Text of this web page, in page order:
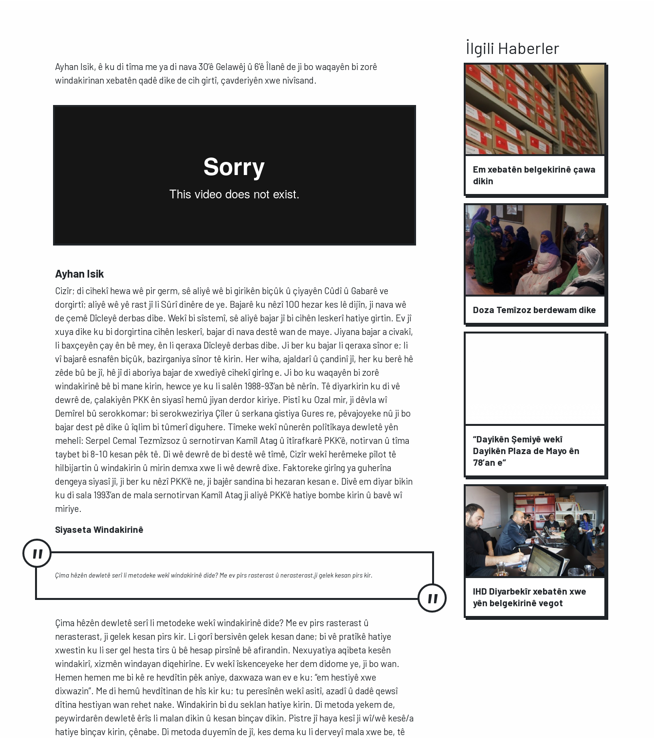
Ayhan Isik, ê ku di tîma me ya di nava 30’ê Gelawêj û 6’ê Îlanê de ji bo waqayên bi zorê
windakirinan xebatên qadê dike de cih girtî, çavderiyên xwe nivîsand.
Ayhan Isik
Cizîr; di cihekî hewa wê pir germ, sê aliyê wê bi girikên biçûk û çiyayên Cûdî û Gabarê ve
dorgirtî; aliyê wê yê rast jî li Sûrî dinêre de ye. Bajarê ku nêzî 100 hezar kes lê dijîn, ji nava wê
de çemê Dîcleyê derbas dibe. Wekî bi sîstemî, sê aliyê bajar jî bi cihên leskerî hatiye girtin. Ev jî
xuya dike ku bi dorgirtina cihên leskerî, bajar di nava destê wan de maye. Jiyana bajar a civakî,
li baxçeyên çay ên bê mey, ên li qeraxa Dîcleyê derbas dibe. Ji ber ku bajar li qeraxa sînor e; li
vî bajarê esnafên biçûk, bazirganiya sînor tê kirin. Her wiha, ajaldarî û çandinî jî, her ku berê hê
zêde bû be jî, hê jî di aboriya bajar de xwediyê cihekî girîng e. Ji bo ku waqayên bi zorê
windakirinê bê bi mane kirin, hewce ye ku li salên 1988-93’an bê nêrîn. Tê diyarkirin ku di vê
dewrê de, çalakiyên PKK ên siyasî hemû jiyan derdor kiriye. Pistî ku Ozal mir, ji dêvla wî
Demîrel bû serokkomar; bi serokweziriya Çîler û serkana gistiya Gures re, pêvajoyeke nû ji bo
bajar dest pê dike û îqlim bi tûmerî diguhere. Tîmeke wekî nûnerên polîtîkaya dewletê yên
mehelî: Serpel Cemal Tezmîzsoz û sernotirvan Kamîl Atag û îtîrafkarê PKK’ê, notirvan û tîma
taybet bi 8-10 kesan pêk tê. Di wê dewrê de bi destê wê tîmê, Cizîr wekî herêmeke pîlot tê
hilbijartin û windakirin û mirin demxa xwe li wê dewrê dixe. Faktoreke girîng ya guherîna
dengeya siyasî jî, ji ber ku nêzî PKK’ê ne, ji bajêr sandina bi hezaran kesan e. Divê em diyar bikin
ku di sala 1993’an de mala sernotirvan Kamîl Atag ji aliyê PKK’ê hatiye bombe kirin û bavê wî
miriye.
Siyaseta Windakirinê
Çima hêzên dewletê serî li metodeke wekî windakirinê dide? Me ev pirs rasterast û nerasterast,ji gelek kesan pirs kir.
Çima hêzên dewletê serî li metodeke wekî windakirinê dide? Me ev pirs rasterast û
nerasterast, ji gelek kesan pirs kir. Li gorî bersivên gelek kesan dane; bi vê pratîkê hatiye
xwestin ku li ser gel hesta tirs û bê hesap pirsînê bê afirandin. Nexuyatiya aqibeta kesên
windakirî, xizmên windayan diqehirîne. Ev wekî îskenceyeke her dem didome ye, ji bo wan.
Hemen hemen me bi kê re hevdîtin pêk aniye, daxwaza wan ev e ku: “em hestiyê xwe
dixwazin”. Me di hemû hevdîtinan de hîs kir ku; tu peresînên wekî asitî, azadî û dadê qewsî
dîtina hestiyan wan rehet nake. Windakirin bi du seklan hatiye kirin. Di metoda yekem de,
peywirdarên dewletê êrîs li malan dikin û kesan binçav dikin. Pistre jî haya kesî ji wî/wê kesê/a
hatiye binçav kirin, çênabe. Di metoda duyemîn de jî, kes dema ku li derveyî mala xwe be, tê
İlgili Haberler
Em xebatên belgekirinê çawa
dikin
Doza Temîzoz berdewam dike
“Dayikên Şemiyê wekî
Dayikên Plaza de Mayo ên
78’an e”
IHD Diyarbekîr xebatên xwe
yên belgekirinê vegot